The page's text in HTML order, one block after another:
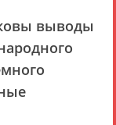
выводы